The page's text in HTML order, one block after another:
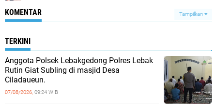
KOMENTAR Tampilkan
TERKINI
Anggota Polsek Lebakgedong Polres Lebak
Rutin Giat Subling di masjid Desa
Ciladaueun.
07/08/2026, 09:24 WIB